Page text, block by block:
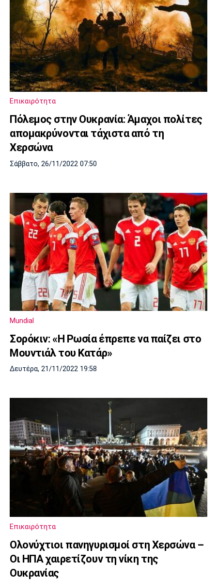
Επικαιρότητα
Πόλεμος στην Ουκρανία: Άμαχοι πολίτες
απομακρύνονται τάχιστα από τη
Χερσώνα
Σάββατο, 26/11/2022 07:50
Mundial
Σορόκιν: «Η Ρωσία έπρεπε να παίζει στο
Μουντιάλ του Κατάρ»
Δευτέρα, 21/11/2022 19:58
Επικαιρότητα
Ολονύχτιοι πανηγυρισμοί στη Χερσώνα –
Οι ΗΠΑ χαιρετίζουν τη νίκη της
Ουκρανίας